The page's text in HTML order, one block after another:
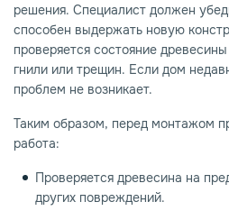
решения. Специалист должен
способен выдержать новую
проверяется состояние
гнили или трещин. Если дом
проблем не возникает.
Таким образом, перед монтажом
работа:
Проверяется древесина на
других повреждений.